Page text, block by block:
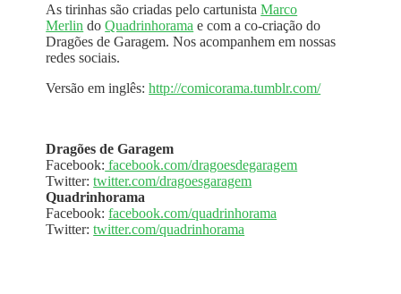
As tirinhas são criadas pelo cartunistaMarco
Merlin doQuadrinhorama e com a co-criação do
Dragões de Garagem. Nos acompanhem em nossas
redes sociais.
Versão em inglês:http://comicorama.tumblr.com/
Dragões de Garagem
Facebook: facebook.com/dragoesdegaragem
Twitter:twitter.com/dragoesgaragem
Quadrinhorama
Facebook:facebook.com/quadrinhorama
Twitter:twitter.com/quadrinhorama